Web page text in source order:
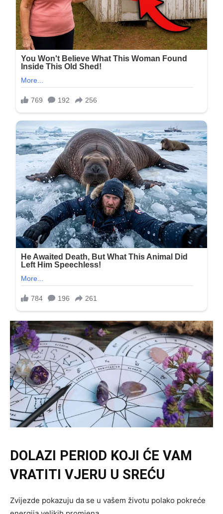
DOLAZI PERIOD KOJI ĆE VAM
VRATITI VJERU U SREĆU
Zvijezde pokazuju da se u vašem životu polako pokreće